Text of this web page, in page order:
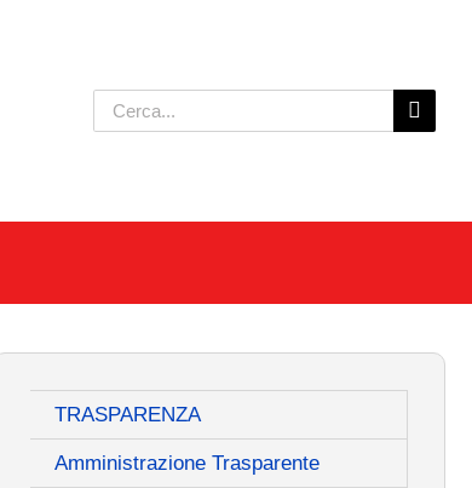
Cerca
per:
TRASPARENZA
Amministrazione Trasparente